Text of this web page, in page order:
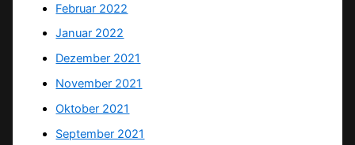
Februar 2022
Januar 2022
Dezember 2021
November 2021
Oktober 2021
September 2021